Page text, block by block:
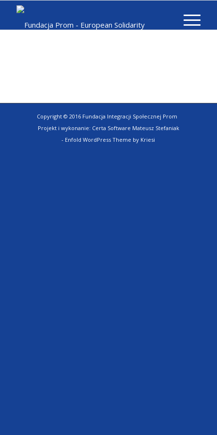
Copyright © 2016 Fundacja Integracji Społecznej Prom
Projekt i wykonanie: Certa Software Mateusz Stefaniak
- Enfold WordPress Theme by Kriesi